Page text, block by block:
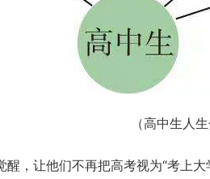
（高中生人
，让他们不再把高考视为“考上